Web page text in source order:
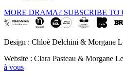
MORE DRAMA? SUBSCRIBE TO
Design : Chloé Delchini & Morgane
Website : Clara Pasteau & Morgane
à vous